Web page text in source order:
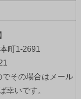
町1-2691
その場合はメール
幸いです。